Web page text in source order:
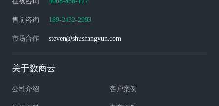
售前咨询 189-2432-2993
市场合作 steven@shushangyun.com
关于数商云
公司介绍 客户案例